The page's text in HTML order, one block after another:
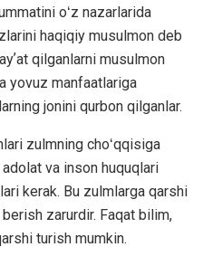
oʻz nazarlarida
haqiqiy musulmon deb
qilganlarni musulmon
yovuz manfaatlariga
jonini qurbon qilganlar.
zulmning choʻqqisiga
va inson huquqlari
kerak. Bu zulmlarga qarshi
zarurdir. Faqat bilim,
turish mumkin.